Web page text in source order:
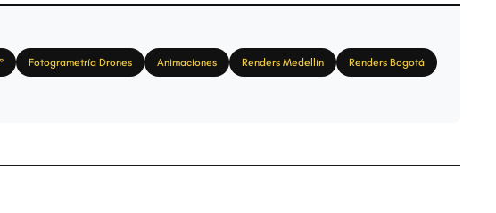
Fotogrametría Drones Animaciones Renders Medellín Renders Bogotá